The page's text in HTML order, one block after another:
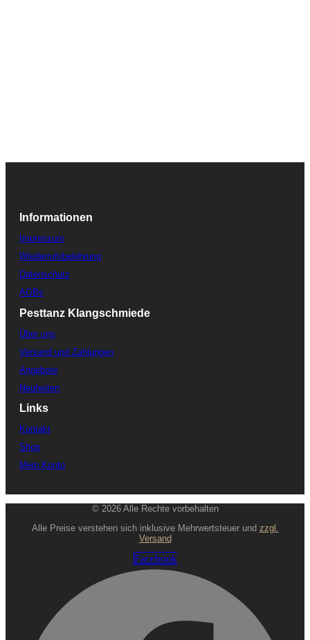
Informationen
Impressum
Wiederrufsbelehrung
Datenschutz
AGBs
Pesttanz Klangschmiede
Über uns
Versand und Zahlungen
Angebote
Neuheiten
Links
Kontakt
Shop
Mein Konto
© 2026 Alle Rechte vorbehalten
Alle Preise verstehen sich inklusive Mehrwertsteuer und zzgl.
Versand
Facebook